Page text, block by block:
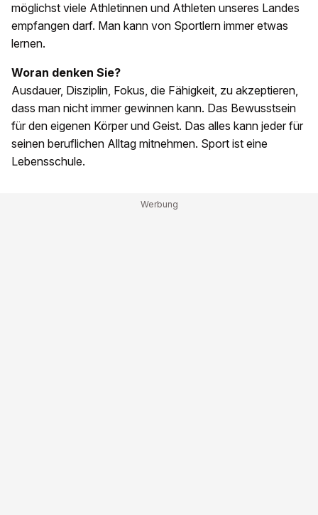
möglichst viele Athletinnen und Athleten unseres Landes
empfangen darf. Man kann von Sportlern immer etwas
lernen.
Woran denken Sie?
Ausdauer, Disziplin, Fokus, die Fähigkeit, zu akzeptieren,
dass man nicht immer gewinnen kann. Das Bewusstsein
für den eigenen Körper und Geist. Das alles kann jeder für
seinen beruflichen Alltag mitnehmen. Sport ist eine
Lebensschule.